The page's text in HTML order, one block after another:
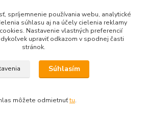
kategóriách
spríjemnenie používania webu, analytické
súhlasu aj na účely cielenia reklamy
Nastavenie vlastných preferencií
upraviť odkazom v spodnej časti
stránok.
Súhlasím
môžete odmietnuťtu.